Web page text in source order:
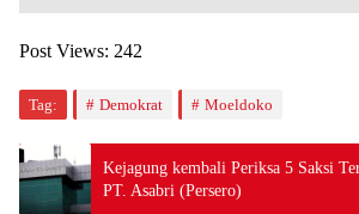
Post Views: 242
Tag: Demokrat Moeldoko
Kejagung kembali Periksa 5 Saksi
PT. Asabri (Persero)